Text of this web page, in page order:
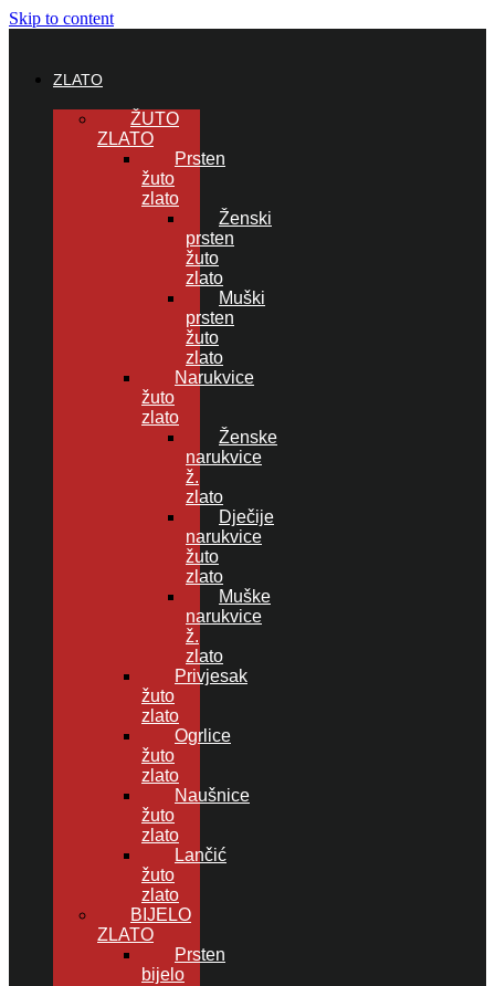
Skip to content
ZLATO
ŽUTO
ZLATO
Prsten
žuto
zlato
Ženski
prsten
žuto
zlato
Muški
prsten
žuto
zlato
Narukvice
žuto
zlato
Ženske
narukvice
ž.
zlato
Dječije
narukvice
žuto
zlato
Muške
narukvice
ž.
zlato
Privjesak
žuto
zlato
Ogrlice
žuto
zlato
Naušnice
žuto
zlato
Lančić
žuto
zlato
BIJELO
ZLATO
Prsten
bijelo